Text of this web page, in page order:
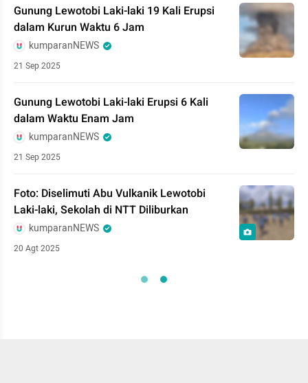
Gunung Lewotobi Laki-laki 19 Kali Erupsi
dalam Kurun Waktu 6 Jam
kumparanNEWS
21 Sep 2025
Gunung Lewotobi Laki-laki Erupsi 6 Kali
dalam Waktu Enam Jam
kumparanNEWS
21 Sep 2025
Foto: Diselimuti Abu Vulkanik Lewotobi
Laki-laki, Sekolah di NTT Diliburkan
kumparanNEWS
20 Agt 2025